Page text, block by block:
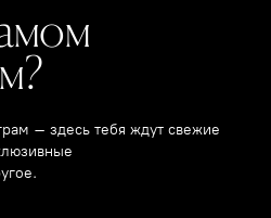
– здесь тебя ждут свежие